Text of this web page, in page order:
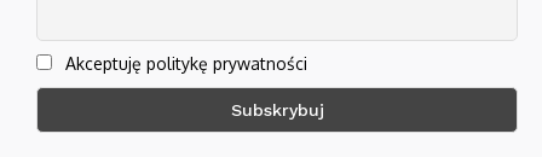
Akceptuję politykę prywatności